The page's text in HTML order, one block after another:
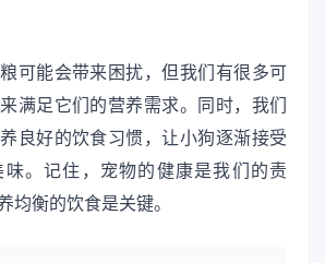
可能会带来困扰，但我们有很多可
满足它们的营养需求。同时，我们
良好的饮食习惯，让小狗逐渐接受
。记住，宠物的健康是我们的责
均衡的饮食是关键。